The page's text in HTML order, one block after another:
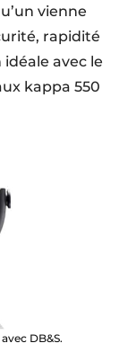
vienne
rapidité
avec le
kappa 550
DB&S.